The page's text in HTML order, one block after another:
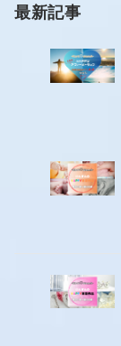
最新記事